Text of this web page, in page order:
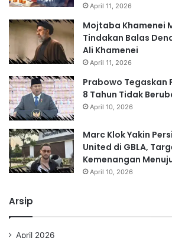
April 11, 2026
Mojtaba Khamenei
Tindakan Balas
Ali Khamenei
April 11, 2026
Prabowo Tegaskan
8 Tahun Tidak
April 10, 2026
Marc Klok Yakin
United di GBLA,
Kemenangan
April 10, 2026
Arsip
April 2026